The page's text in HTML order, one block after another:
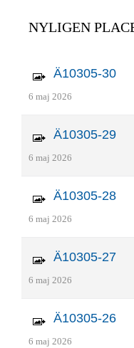
NYLIGEN
Ä10305-30
6 maj 2026
Ä10305-29
6 maj 2026
Ä10305-28
6 maj 2026
Ä10305-27
6 maj 2026
Ä10305-26
6 maj 2026